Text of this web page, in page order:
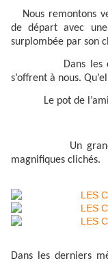
Nous remontons
de départ avec
surplombée par son
Dans les
s’offrent à nous.
Le pot de
Un grand
magnifiques clichés.
Dans les derniers